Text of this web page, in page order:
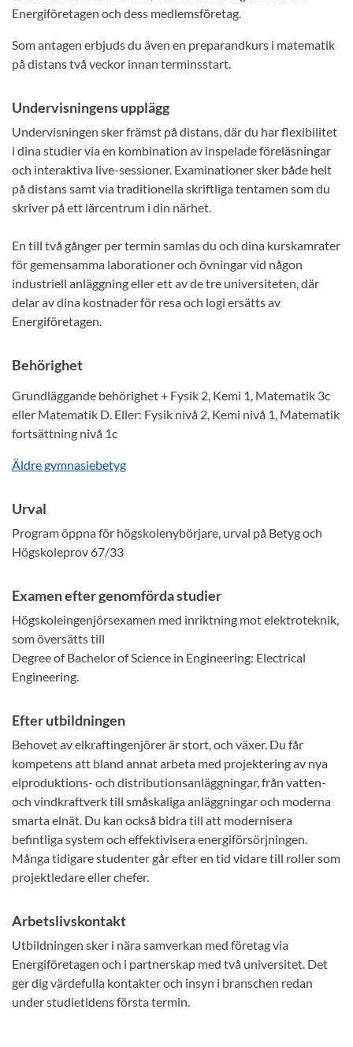
Energiföretagen och dess medlemsföretag.
Som antagen erbjuds du även en preparandkurs i matematik
på distans två veckor innan terminsstart.
Undervisningens upplägg
Undervisningen sker främst på distans, där du har flexibilitet
i dina studier via en kombination av inspelade föreläsningar
och interaktiva live-sessioner. Examinationer sker både helt
på distans samt via traditionella skriftliga tentamen som du
skriver på ett lärcentrum i din närhet.
En till två gånger per termin samlas du och dina kurskamrater
för gemensamma laborationer och övningar vid någon
industriell anläggning eller ett av de tre universiteten, där
delar av dina kostnader för resa och logi ersätts av
Energiföretagen.
Behörighet
Grundläggande behörighet + Fysik 2, Kemi 1, Matematik 3c
eller Matematik D. Eller: Fysik nivå 2, Kemi nivå 1, Matematik
fortsättning nivå 1c
Äldre gymnasiebetyg
Urval
Program öppna för högskolenybörjare, urval på Betyg och
Högskoleprov 67/33
Examen efter genomförda studier
Högskoleingenjörsexamen med inriktning mot elektroteknik,
som översätts till
Degree of Bachelor of Science in Engineering: Electrical
Engineering.
Efter utbildningen
Behovet av elkraftingenjörer är stort, och växer. Du får
kompetens att bland annat arbeta med projektering av nya
elproduktions- och distributionsanläggningar, från vatten-
och vindkraftverk till småskaliga anläggningar och moderna
smarta elnät. Du kan också bidra till att modernisera
befintliga system och effektivisera energiförsörjningen.
Många tidigare studenter går efter en tid vidare till roller som
projektledare eller chefer.
Arbetslivskontakt
Utbildningen sker i nära samverkan med företag via
Energiföretagen och i partnerskap med två universitet. Det
ger dig värdefulla kontakter och insyn i branschen redan
under studietidens första termin.